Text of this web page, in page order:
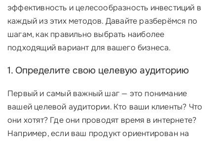
эффективность и целесообразность инвестиций в
каждый из этих методов. Давайте разберёмся по
шагам, как правильно выбрать наиболее
подходящий вариант для вашего бизнеса.
1. Определите свою целевую аудиторию
Первый и самый важный шаг — это понимание
вашей целевой аудитории. Кто ваши клиенты? Что
они хотят? Где они проводят время в интернете?
Например, если ваш продукт ориентирован на